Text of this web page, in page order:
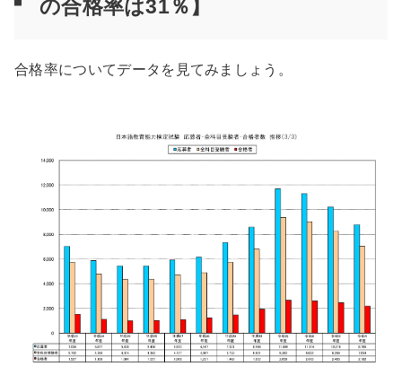
の合格率は31％】
合格率についてデータを見てみましょう。